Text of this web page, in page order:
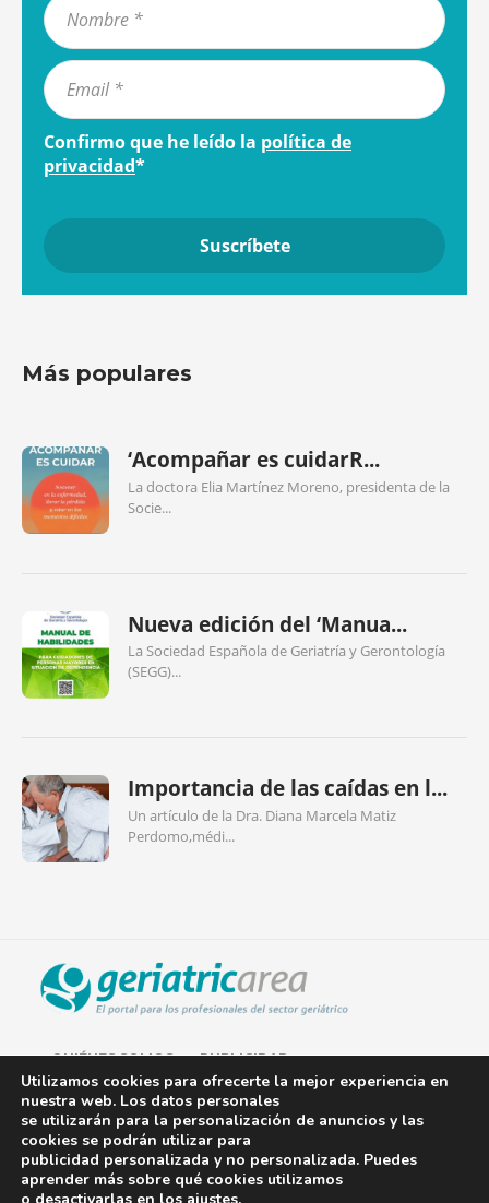
Confirmo que he leído la política de
privacidad*
Más populares
‘Acompañar es cuidarR...
La doctora Elia Martínez Moreno, presidenta de la
Socie...
Nueva edición del ‘Manua...
La Sociedad Española de Geriatría y Gerontología
(SEGG)...
Importancia de las caídas en l...
Un artículo de la Dra. Diana Marcela Matiz
Perdomo,médi...
QUIÉNES SOMOS PUBLICIDAD
AVISO LEGAL
POLÍTICA DE COOKIES
POLÍTICA DE PRIVACIDAD
Utilizamos cookies para ofrecerte la mejor experiencia en
nuestra web. Los datos personales
se utilizarán para la personalización de anuncios y las
cookies se podrán utilizar para
publicidad personalizada y no personalizada. Puedes
aprender más sobre qué cookies utilizamos